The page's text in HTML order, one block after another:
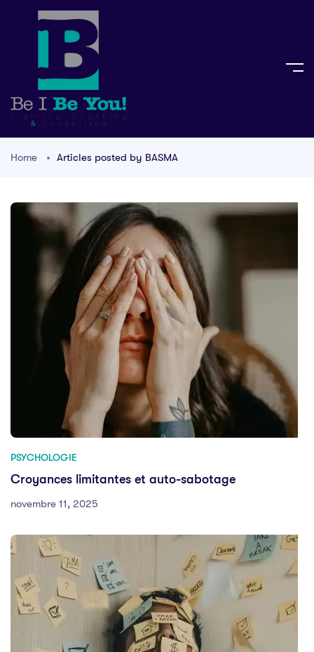
Home Articles posted by BASMA
PSYCHOLOGIE
Croyances limitantes et auto-sabotage
novembre 11, 2025